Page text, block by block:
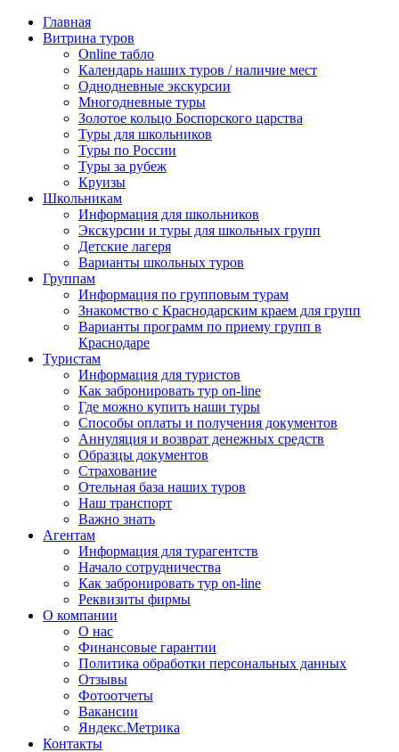
Главная
Витрина туров
Online табло
Календарь наших туров / наличие мест
Однодневные экскурсии
Многодневные туры
Золотое кольцо Боспорского царства
Туры для школьников
Туры по России
Туры за рубеж
Круизы
Школьникам
Информация для школьников
Экскурсии и туры для школьных групп
Детские лагеря
Варианты школьных туров
Группам
Информация по групповым турам
Знакомство с Краснодарским краем для групп
Варианты программ по приему групп в
Краснодаре
Туристам
Информация для туристов
Как забронировать тур on-line
Где можно купить наши туры
Способы оплаты и получения документов
Аннуляция и возврат денежных средств
Образцы документов
Страхование
Отельная база наших туров
Наш транспорт
Важно знать
Агентам
Информация для турагентств
Начало сотрудничества
Как забронировать тур on-line
Реквизиты фирмы
О компании
О нас
Финансовые гарантии
Политика обработки персональных данных
Отзывы
Фотоотчеты
Вакансии
Яндекс.Метрика
Контакты